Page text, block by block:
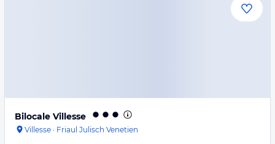
Bilocale Villesse
Villesse · Friaul Julisch Venetien